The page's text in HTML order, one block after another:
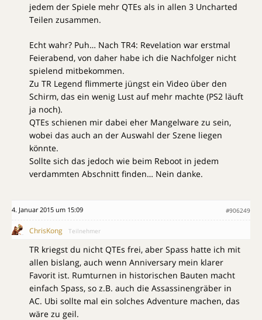
jedem der Spiele mehr QTEs als in allen 3 Uncharted
Teilen zusammen.
Echt wahr? Puh… Nach TR4: Revelation war erstmal
Feierabend, von daher habe ich die Nachfolger nicht
spielend mitbekommen.
Zu TR Legend flimmerte jüngst ein Video über den
Schirm, das ein wenig Lust auf mehr machte (PS2 läuft
ja noch).
QTEs schienen mir dabei eher Mangelware zu sein,
wobei das auch an der Auswahl der Szene liegen
könnte.
Sollte sich das jedoch wie beim Reboot in jedem
verdammten Abschnitt finden… Nein danke.
4. Januar 2015 um 15:09 #906249
ChrisKong Teilnehmer
TR kriegst du nicht QTEs frei, aber Spass hatte ich mit
allen bislang, auch wenn Anniversary mein klarer
Favorit ist. Rumturnen in historischen Bauten macht
einfach Spass, so z.B. auch die Assassinengräber in
AC. Ubi sollte mal ein solches Adventure machen, das
wäre zu geil.